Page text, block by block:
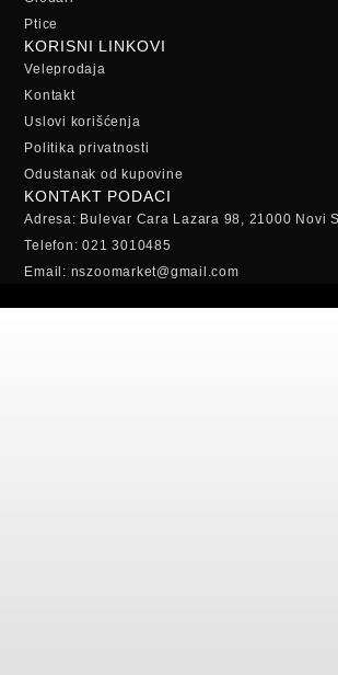
Ptice
KORISNI LINKOVI
Veleprodaja
Kontakt
Uslovi korišćenja
Politika privatnosti
Odustanak od kupovine
KONTAKT PODACI
Adresa: Bulevar Cara Lazara 98, 21000 Novi
Telefon: 021 3010485
Email: nszoomarket@gmail.com